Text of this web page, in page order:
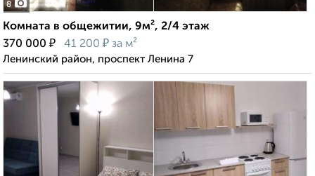
8
Комната в общежитии, 9м², 2/4 этаж
370 000 ₽ 41 200 ₽ за м²
Ленинский район, проспект Ленина 7